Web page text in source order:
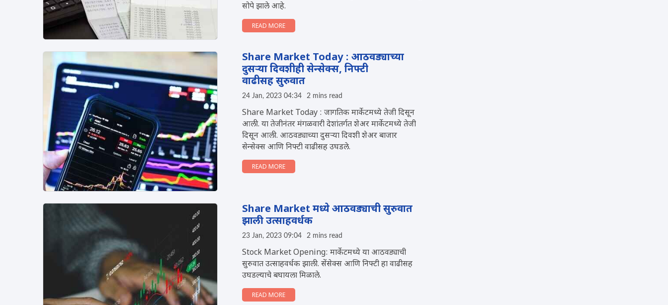
सोपे झाले आहे.
READ MORE
Share Market Today : आठवड्याच्या
दुसऱ्या दिवशीही सेन्सेक्स, निफ्टी
वाढीसह सुरुवात
24 Jan, 2023 04:34 2 mins read
Share Market Today : जागतिक मार्केटमध्ये तेजी दिसून
आली. या तेजीनंतर मंगळवारी देशांतर्गत शेअर मार्केटमध्ये तेजी
दिसून आली. आठवड्याच्या दुसर्‍या दिवशी शेअर बाजार
सेन्सेक्स आणि निफ्टी वाढीसह उघडले.
READ MORE
Share Market मध्ये आठवड्याची सुरुवात
झाली उत्साहवर्धक
23 Jan, 2023 09:04 2 mins read
Stock Market Opening: मार्केटमध्ये या आठवड्याची
सुरुवात उत्साहवर्धक झाली. सेंसेक्स आणि निफ्टी हा वाढीसह
उघडल्याचे बघायला मिळाले.
READ MORE